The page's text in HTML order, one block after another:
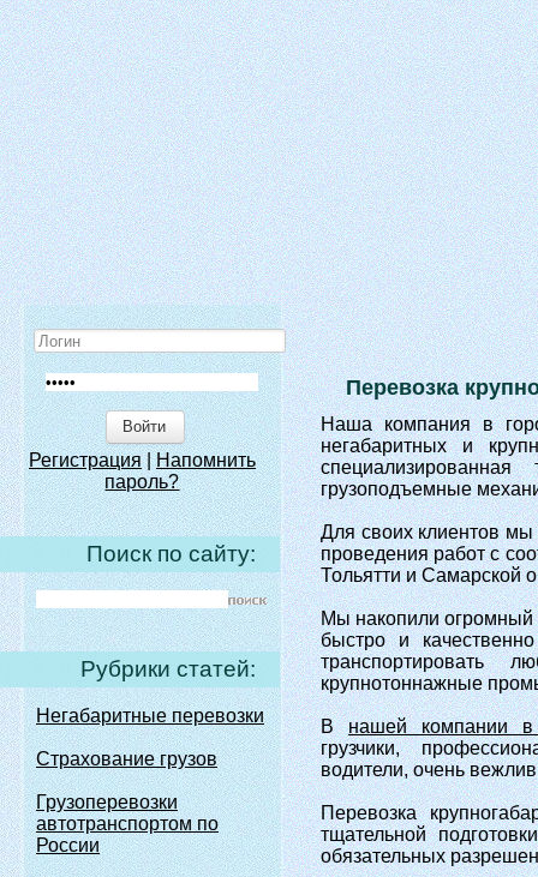
Войти
Регистрация|Напомнить
пароль?
Поиск по сайту:
Рубрики статей:
Негабаритные перевозки
Страхование грузов
Грузоперевозки
автотранспортом по
России
Перевозка
Наша компания в
негабаритных и
грузоподъемные
Для своих клиентов
проведения работ с
Тольятти и Самарской
Мы накопили огромный
быстро и
транспортировать
крупнотоннажные
Внашей компании в
грузчики,
водители, очень
Перевозка
тщательной
обязательных